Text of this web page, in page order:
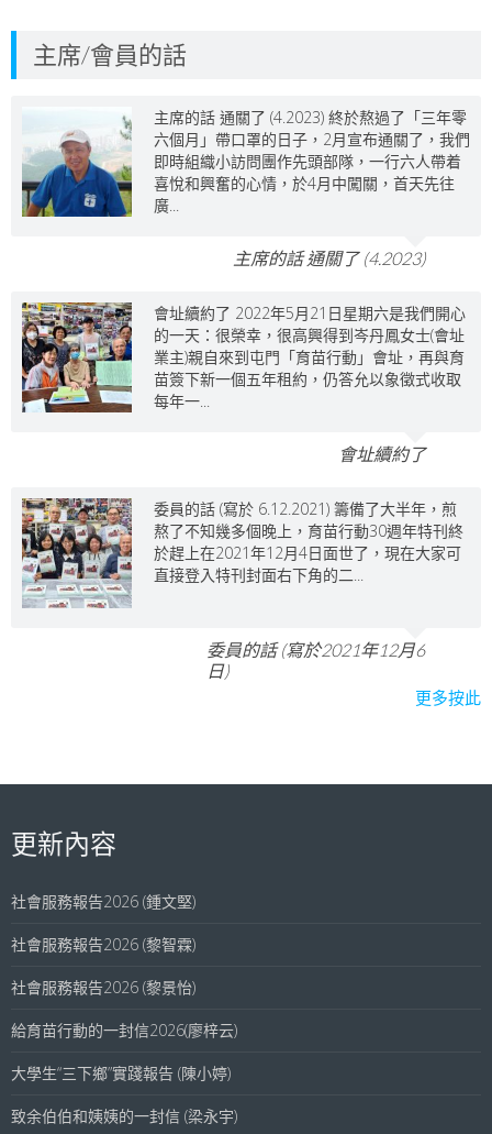
主席/會員的話
主席的話 通關了 (4.2023) 終於熬過了「三年零
六個月」帶口罩的日子，2月宣布通關了，我們
即時組織小訪問團作先頭部隊，一行六人帶着
喜悅和興奮的心情，於4月中闖關，首天先往
廣...
主席的話 通關了 (4.2023)
會址續約了 2022年5月21日星期六是我們開心
的一天：很榮幸，很高興得到岑丹鳳女士(會址
業主)親自來到屯門「育苗行動」會址，再與育
苗簽下新一個五年租約，仍答允以象徵式收取
每年一...
會址續約了
委員的話 (寫於 6.12.2021) 籌備了大半年，煎
熬了不知幾多個晚上，育苗行動30週年特刊終
於趕上在2021年12月4日面世了，現在大家可
直接登入特刊封面右下角的二...
委員的話 (寫於2021年12月6
日)
更多按此
更新內容
社會服務報告2026 (鍾文堅)
社會服務報告2026 (黎智霖)
社會服務報告2026 (黎景怡)
給育苗行動的一封信2026(廖梓云)
大學生“三下鄉”實踐報告 (陳小婷)
致余伯伯和姨姨的一封信 (梁永宇)